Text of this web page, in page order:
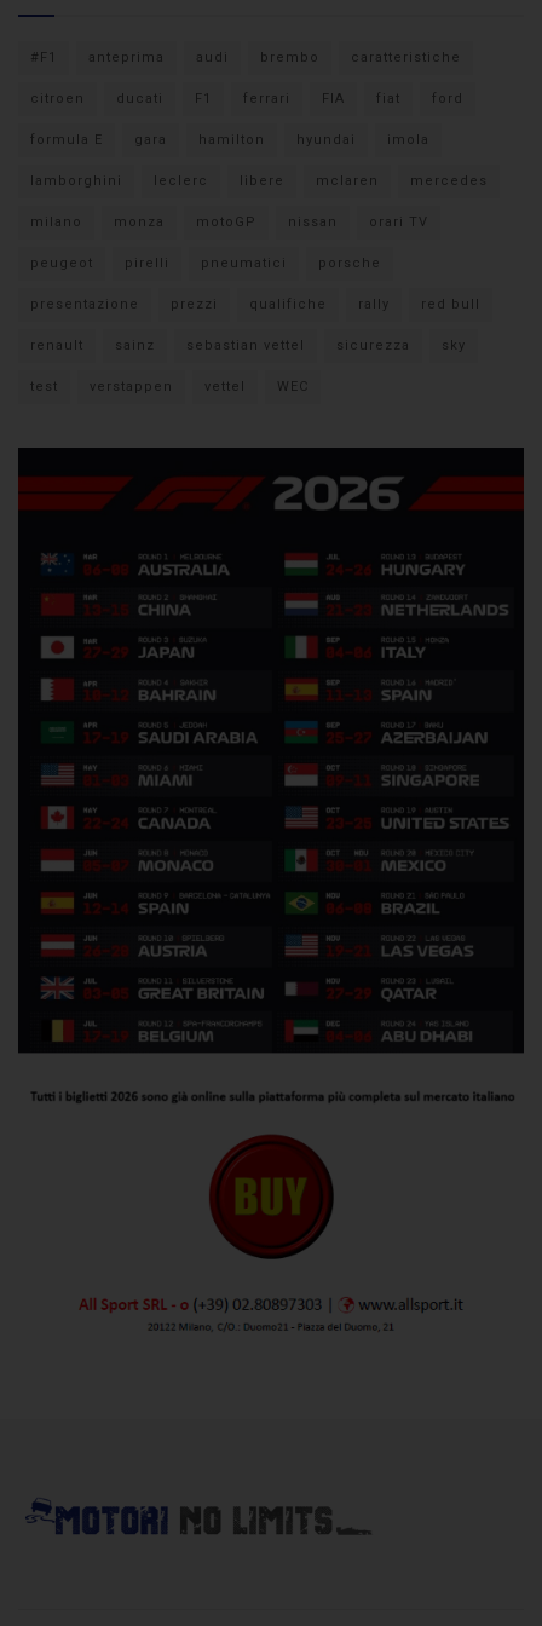
#F1 anteprima audi brembo caratteristiche
citroen ducati F1 ferrari FIA fiat ford
formula E gara hamilton hyundai imola
lamborghini leclerc libere mclaren mercedes
milano monza motoGP nissan orari TV
peugeot pirelli pneumatici porsche
presentazione prezzi qualifiche rally red bull
renault sainz sebastian vettel sicurezza sky
test verstappen vettel WEC